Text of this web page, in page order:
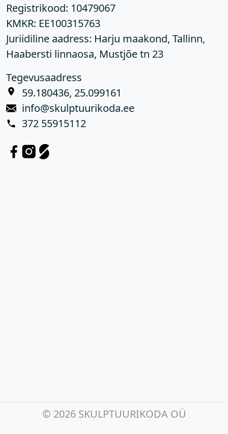
Registrikood: 10479067
KMKR: EE100315763
Juriidiline aadress: Harju maakond, Tallinn,
Haabersti linnaosa, Mustjõe tn 23
Tegevusaadress
59.180436, 25.099161
info@skulptuurikoda.ee
372 55915112
© 2026 SKULPTUURIKODA OÜ